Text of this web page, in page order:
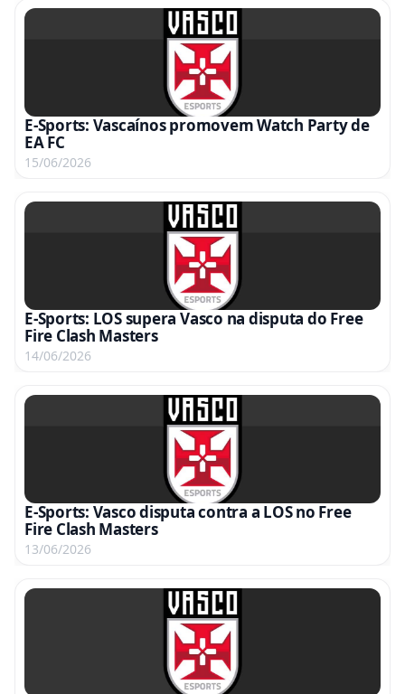
E-Sports: Vascaínos promovem Watch Party de
EA FC
15/06/2026
E-Sports: LOS supera Vasco na disputa do Free
Fire Clash Masters
14/06/2026
E-Sports: Vasco disputa contra a LOS no Free
Fire Clash Masters
13/06/2026